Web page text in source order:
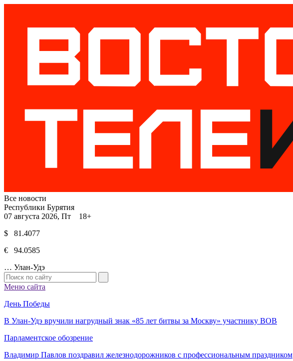
Все новости
Республики Бурятия
07 августа 2026, Пт 18+
$ 81.4077
€ 94.0585
… Улан-Удэ
Меню сайта
День Победы
В Улан-Удэ вручили нагрудный знак «85 лет битвы за Москву» участнику ВОВ
Парламентское обозрение
Владимир Павлов поздравил железнодорожников с профессиональным праздником